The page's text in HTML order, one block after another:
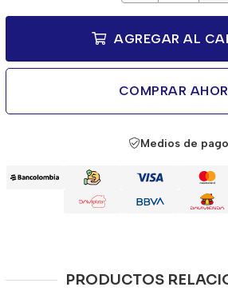
AGREGAR AL
COMPRAR
Medios de pago
PRODUCTOS